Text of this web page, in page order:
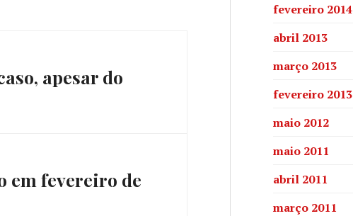
apesar do
em fevereiro de
fevereiro 2014
abril 2013
março 2013
fevereiro 2013
maio 2012
maio 2011
abril 2011
março 2011